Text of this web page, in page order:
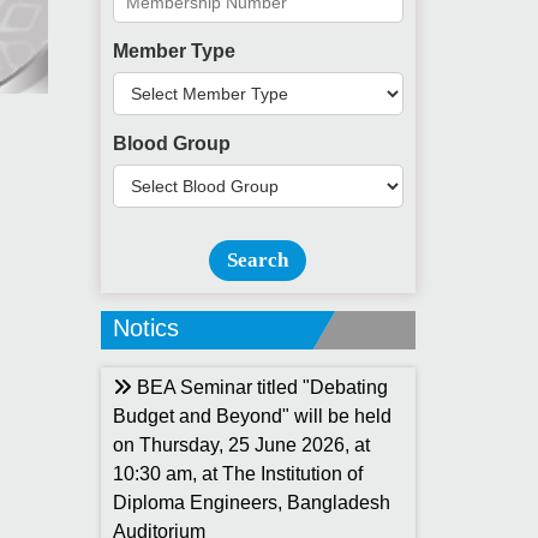
Member Type
Blood Group
Search
Notics
BEA Seminar titled "Debating
Budget and Beyond" will be held
on Thursday, 25 June 2026, at
10:30 am, at The Institution of
Diploma Engineers, Bangladesh
Auditorium